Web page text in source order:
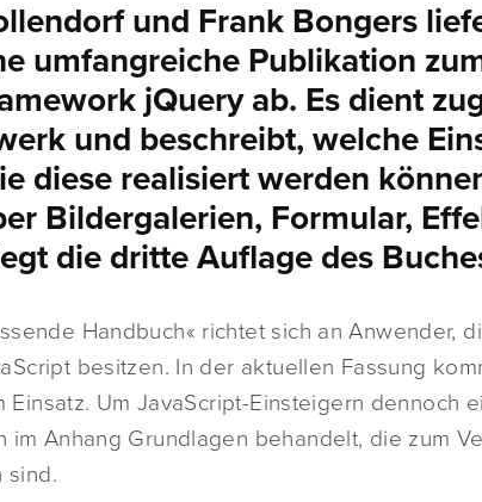
und Frank Bongers
umfangreiche Publikation
jQuery ab. Es dient
und beschreibt, welche
diese realisiert werden
Bildergalerien, Formular,
die dritte Auflage des
Handbuch« richtet sich an Anwender,
besitzen. In der aktuellen Fassung
Einsatz. Um JavaScript-Einsteigern dennoch
im Anhang Grundlagen behandelt, die zum
sind.